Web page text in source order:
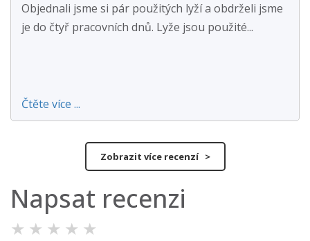
Objednali jsme si pár použitých lyží a obdrželi jsme
je do čtyř pracovních dnů. Lyže jsou použité...
Čtěte více ...
Zobrazit více recenzí >
Napsat recenzi
★ ★ ★ ★ ★